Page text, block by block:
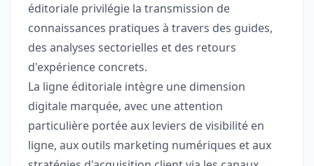
éditoriale privilégie la transmission de
connaissances pratiques à travers des guides,
des analyses sectorielles et des retours
d'expérience concrets.
La ligne éditoriale intègre une dimension
digitale marquée, avec une attention
particulière portée aux leviers de visibilité en
ligne, aux outils marketing numériques et aux